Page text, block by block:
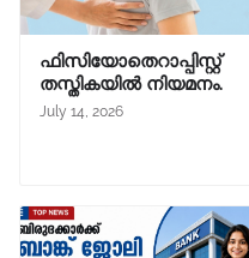
ഫിസിയോതെറാപ്പിസ്റ്റ്
തസ്തികയിൽ നിയമനം.
July 14, 2026